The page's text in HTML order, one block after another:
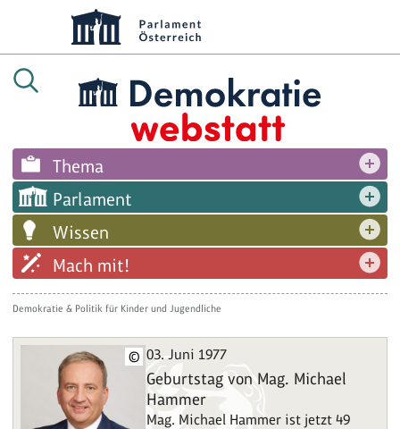
Thema
Parlament
Wissen
Mach mit!
Demokratie & Politik für Kinder und Jugendliche
© 03. Juni 1977
Geburtstag von Mag. Michael
Hammer
Mag. Michael Hammer ist jetzt 49